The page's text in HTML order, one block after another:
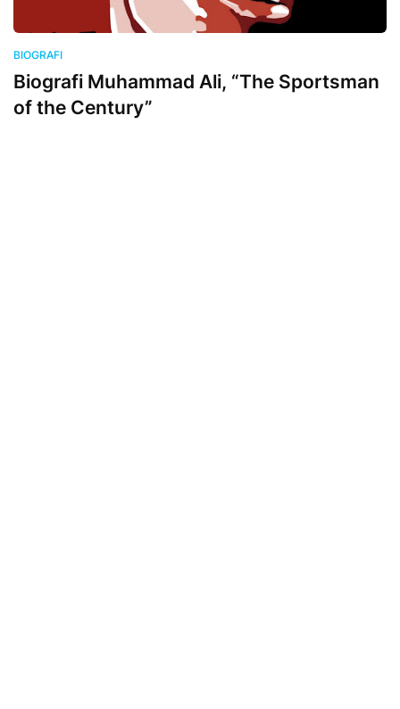
BIOGRAFI
Biografi Muhammad Ali, “The Sportsman
of the Century”